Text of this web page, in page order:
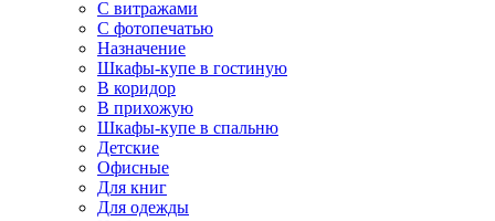
С витражами
С фотопечатью
Назначение
Шкафы-купе в гостиную
В коридор
В прихожую
Шкафы-купе в спальню
Детские
Офисные
Для книг
Для одежды